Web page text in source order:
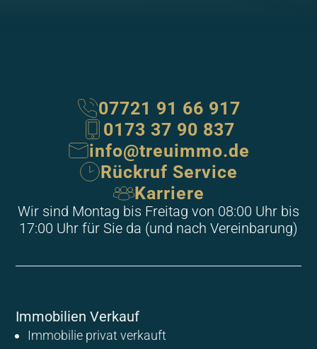
07721 91 66 917
0173 37 90 837
info@treuimmo.de
Rückruf Service
Karriere
Wir sind Montag bis Freitag von 08:00 Uhr bis
17:00 Uhr für Sie da (und nach Vereinbarung)
Immobilien Verkauf
Immobilie privat verkauft